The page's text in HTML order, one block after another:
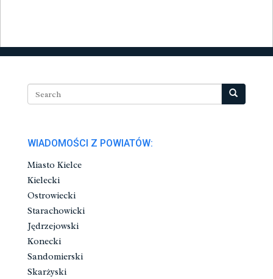
WIADOMOŚCI Z POWIATÓW:
Miasto Kielce
Kielecki
Ostrowiecki
Starachowicki
Jędrzejowski
Konecki
Sandomierski
Skarżyski